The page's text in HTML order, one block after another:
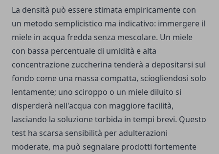
La densità può essere stimata empiricamente con
un metodo semplicistico ma indicativo: immergere il
miele in acqua fredda senza mescolare. Un miele
con bassa percentuale di umidità e alta
concentrazione zuccherina tenderà a depositarsi sul
fondo come una massa compatta, sciogliendosi solo
lentamente; uno sciroppo o un miele diluito si
disperderà nell'acqua con maggiore facilità,
lasciando la soluzione torbida in tempi brevi. Questo
test ha scarsa sensibilità per adulterazioni
moderate, ma può segnalare prodotti fortemente